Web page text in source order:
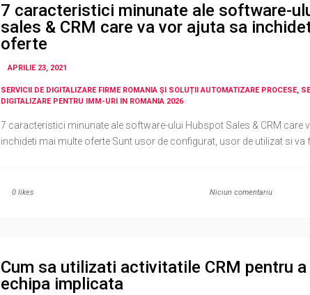
7 caracteristici minunate ale software-
sales & CRM care va vor ajuta sa
oferte
APRILIE 23, 2021
SERVICII DE DIGITALIZARE FIRME ROMANIA ȘI SOLUȚII AUTOMATIZARE PROCESE,
DIGITALIZARE PENTRU IMM-URI IN ROMANIA 2026
7 caracteristici minunate ale software-ului Hubspot Sales & CRM care
inchideti mai multe oferte Sunt usor de configurat, usor de utilizat si va
0 likes Niciun comentariu
Cum sa utilizati activitatile CRM pentru
echipa implicata